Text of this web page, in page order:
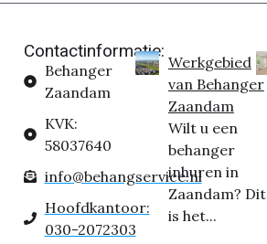
Contactinformatie:
Behanger
Zaandam
KVK:
58037640
info@behangservice.nl
Hoofdkantoor:
030-2072303
Werkgebied
van Behanger
Zaandam
Wilt u een
behanger
inhuren in
Zaandam? Dit
is het...